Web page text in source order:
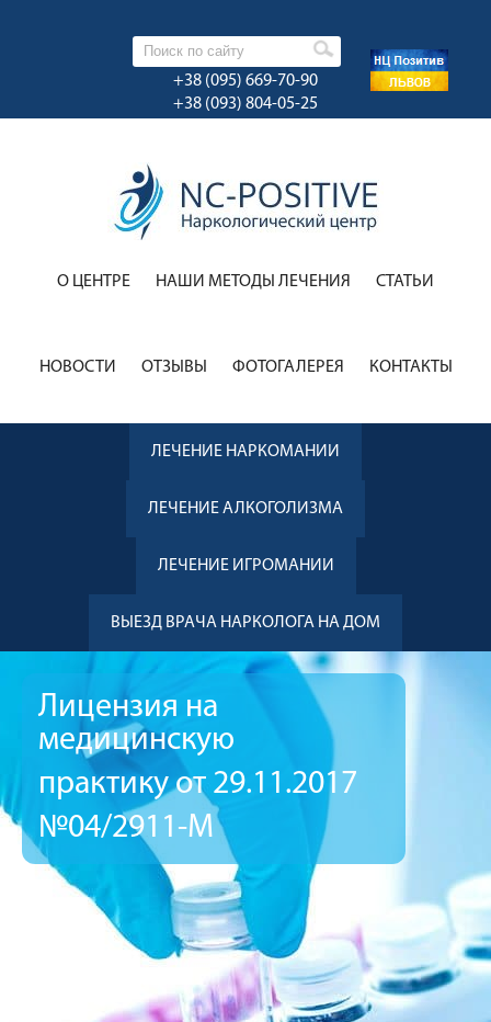
+38 (095) 669-70-90
+38 (093) 804-05-25
О ЦЕНТРЕ НАШИ МЕТОДЫ ЛЕЧЕНИЯ CТАТЬИ
НОВОСТИ ОТЗЫВЫ ФОТОГАЛЕРЕЯ КОНТАКТЫ
ЛЕЧЕНИЕ НАРКОМАНИИ
ЛЕЧЕНИЕ АЛКОГОЛИЗМА
ЛЕЧЕНИЕ ИГРОМАНИИ
ВЫЕЗД ВРАЧА НАРКОЛОГА НА ДОМ
Лицензия на
медицинскую
практику от 29.11.2017
№04/2911-М